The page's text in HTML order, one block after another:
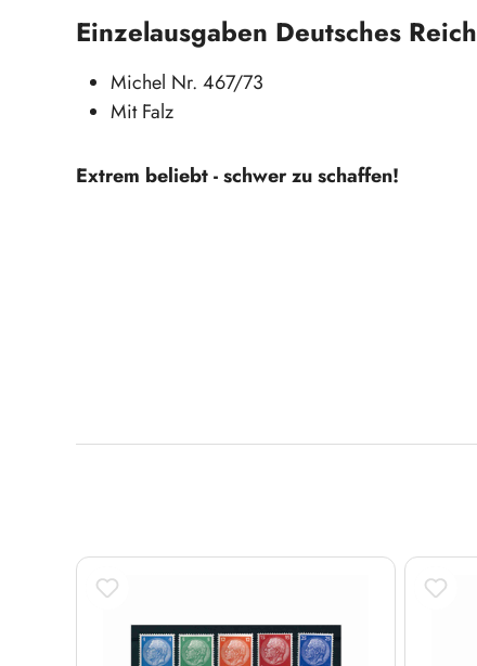
Einzelausgaben Deutsches Reich
Michel Nr. 467/73
Mit Falz
Extrem beliebt - schwer zu schaffen!
Produktgalerie überspringen